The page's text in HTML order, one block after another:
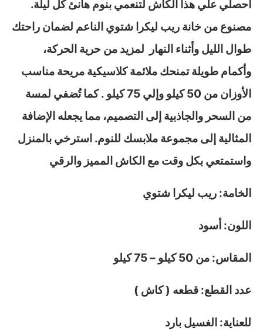
احصلي علي هذا الكاش لتنعمي بنوم هانئ كل ليلة.
مصنوع من خانة ريب ليكرا شتوي الناعم لضمان راحتك
طوال الليل وأثناء النهار لمزيد من حرية الحركة،
وأكمام طويلة تمنحك ملائمة كلاسيكية مريحة مناسب
الأوزان من 50 كيلو وإلي 75 كيلو . كما تُضفي لمسة
من السحر والجاذبية إلى التصميم، مما يجعله الإضافة
المثالية إلى مجموعة ملابسك للنوم. استرخي بالمنزل
واستمتعي بكل وقت مع الكاش المميز والرقي
الخامة: ريب ليكرا شتوي
اللون: أسود
المقاس: من 50 كيلو – 75 كيلو
عدد القطع: قطعه ( كاش )
للعناية: الغسيل بارد